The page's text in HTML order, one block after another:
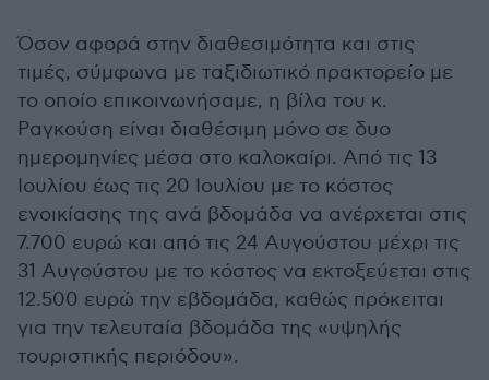
Όσον αφορά στην διαθεσιμότητα και στις
τιμές, σύμφωνα με ταξιδιωτικό πρακτορείο με
το οποίο επικοινωνήσαμε, η βίλα του κ.
Ραγκούση είναι διαθέσιμη μόνο σε δυο
ημερομηνίες μέσα στο καλοκαίρι. Από τις 13
Ιουλίου έως τις 20 Ιουλίου με το κόστος
ενοικίασης της ανά βδομάδα να ανέρχεται στις
7.700 ευρώ και από τις 24 Αυγούστου μέχρι τις
31 Αυγούστου με το κόστος να εκτοξεύεται στις
12.500 ευρώ την εβδομάδα, καθώς πρόκειται
για την τελευταία βδομάδα της «υψηλής
τουριστικής περιόδου».